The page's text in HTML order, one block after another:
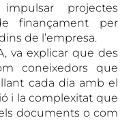
projectes
finançament per
de l’empresa.
va explicar que des
coneixedors que
cada dia amb el
i la complexitat que
documents o com